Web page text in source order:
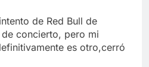
de Red Bull de
concierto, pero mi
es otro,cerró